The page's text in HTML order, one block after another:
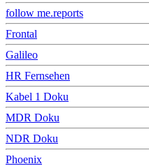
follow me.reports
Frontal
Galileo
HR Fernsehen
Kabel 1 Doku
MDR Doku
NDR Doku
Phoenix